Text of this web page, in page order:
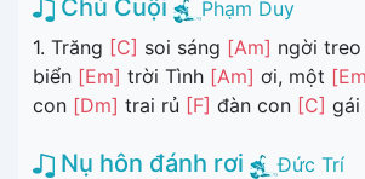
Chú Cuội
Phạm Duy
1. Trăng [C] soi sáng [Am] ngời treo
biển [Em] trời Tình [Am] ơi, một
con [Dm] trai rủ [F] đàn con [C] gái
Nụ hôn đánh rơi
Đức Trí